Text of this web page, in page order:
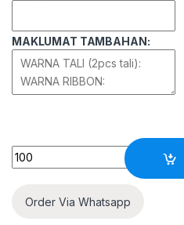
MAKLUMAT TAMBAHAN:
Quantity
Order Via Whatsapp